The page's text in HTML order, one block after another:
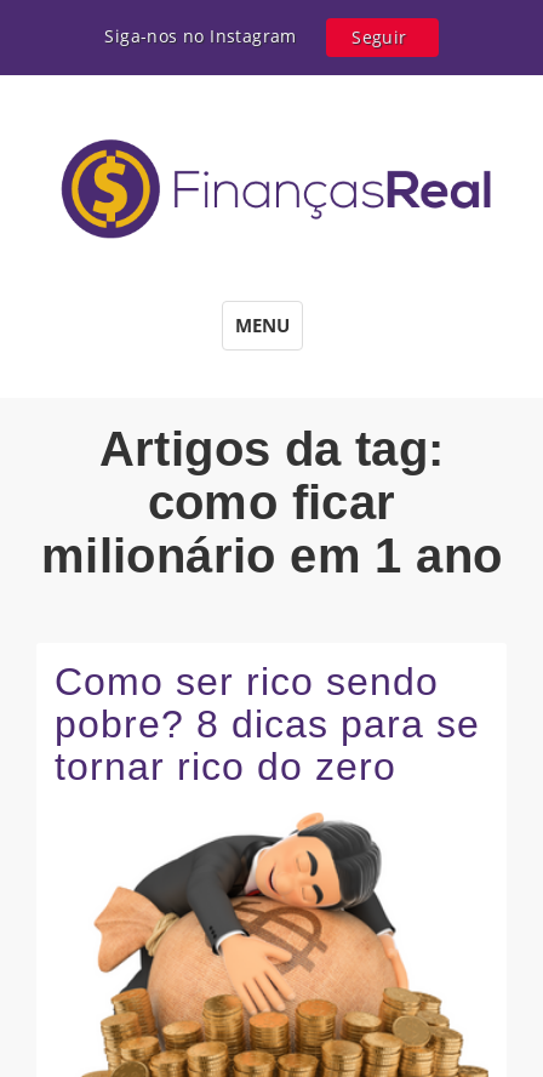
Siga-nos no Instagram Seguir
MENU
Artigos da tag:
como ficar
milionário em 1 ano
Como ser rico sendo
pobre? 8 dicas para se
tornar rico do zero